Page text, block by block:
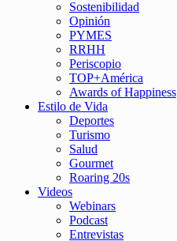
Sostenibilidad
Opinión
PYMES
RRHH
Periscopio
TOP+América
Awards of Happiness
Estilo de Vida
Deportes
Turismo
Salud
Gourmet
Roaring 20s
Videos
Webinars
Podcast
Entrevistas